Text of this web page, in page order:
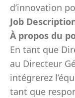
d’innovation
Job
À propos du
En tant que
au Directeur
intégrerez
tant que